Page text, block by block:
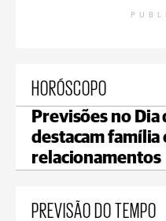
HORÓSCOPO
Previsões no Dia
destacam família
relacionamentos
PREVISÃO DO TEMPO